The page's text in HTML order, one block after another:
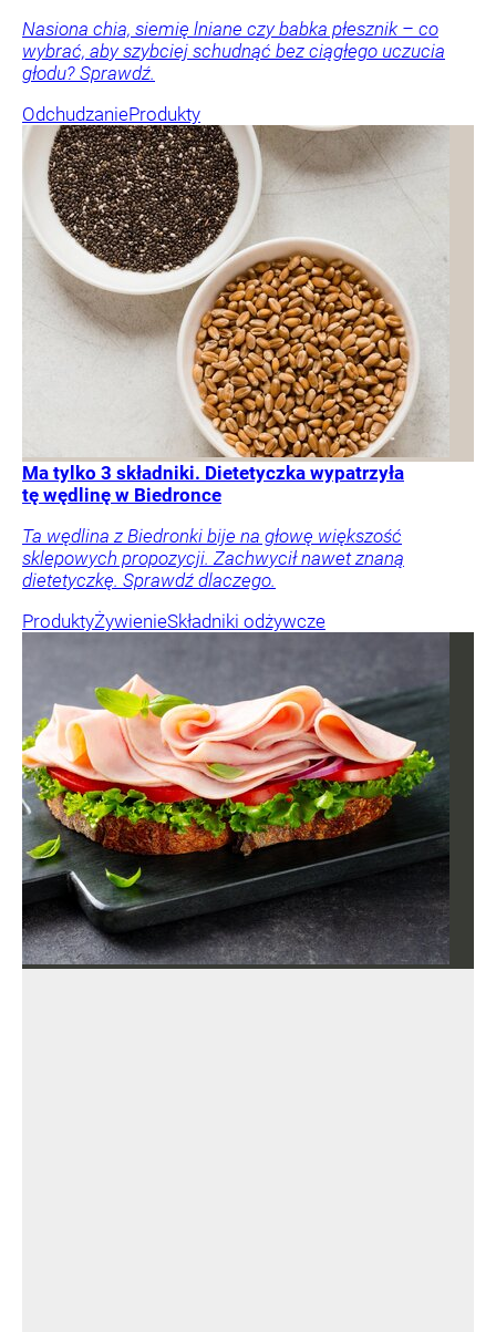
Nasiona chia, siemię lniane czy babka płesznik – co
wybrać, aby szybciej schudnąć bez ciągłego uczucia
głodu? Sprawdź.
OdchudzanieProdukty
Ma tylko 3 składniki. Dietetyczka wypatrzyła
tę wędlinę w Biedronce
Ta wędlina z Biedronki bije na głowę większość
sklepowych propozycji. Zachwycił nawet znaną
dietetyczkę. Sprawdź dlaczego.
ProduktyŻywienieSkładniki odżywcze